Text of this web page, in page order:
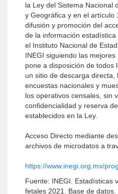
la Ley del Sistema Nacional
y Geográfica y en el artículo
difusión y promoción del
de la información
el Instituto Nacional de
INEGI siguiendo las
pone a disposición de todos
un sitio de descarga directa,
encuestas nacionales y
los operativos censales, sin
confidencialidad y reserva
establecidos en la Ley.
Acceso Directo mediante
archivos de microdatos a
https://www.inegi.org.mx/
Fuente: INEGI. Estadísticas
fetales 2021. Base de datos.